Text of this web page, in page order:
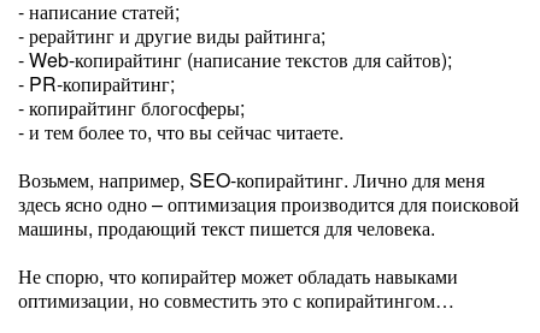
- написание статей;
- рерайтинг и другие виды райтинга;
- Web-копирайтинг (написание текстов для сайтов);
- PR-копирайтинг;
- копирайтинг блогосферы;
- и тем более то, что вы сейчас читаете.
Возьмем, например, SEO-копирайтинг. Лично для меня
здесь ясно одно – оптимизация производится для поисковой
машины, продающий текст пишется для человека.
Не спорю, что копирайтер может обладать навыками
оптимизации, но совместить это с копирайтингом…